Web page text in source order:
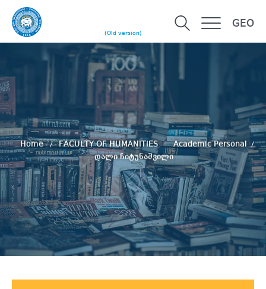
(Old version)
GEO
Home FACULTY OF HUMANITIES
Academic Personal
დალი ჩიტუნაშვილი